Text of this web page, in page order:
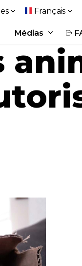
Médias
Français